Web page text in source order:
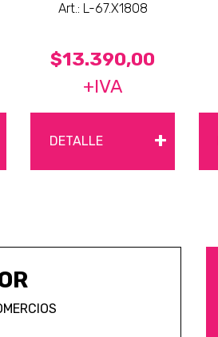
Art.: L-67.X1808
$13.390,00
+IVA
DETALLE +